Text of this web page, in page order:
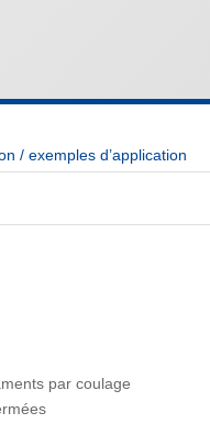
/ exemples d’application
par coulage